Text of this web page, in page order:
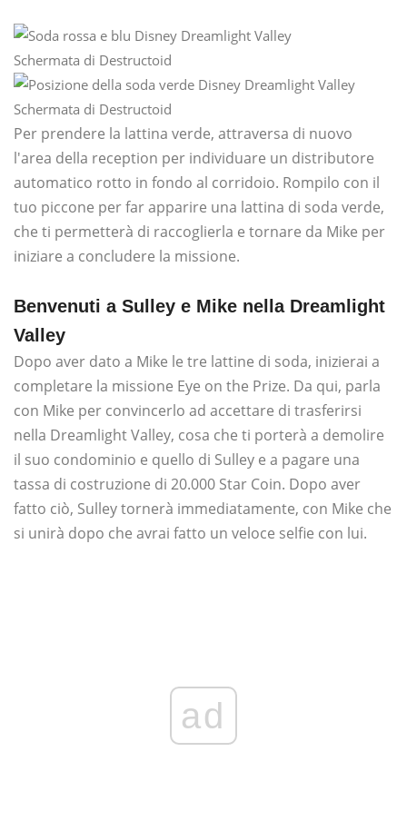
Schermata di Destructoid
Schermata di Destructoid
Per prendere la lattina verde, attraversa di nuovo
l'area della reception per individuare un distributore
automatico rotto in fondo al corridoio. Rompilo con il
tuo piccone per far apparire una lattina di soda verde,
che ti permetterà di raccoglierla e tornare da Mike per
iniziare a concludere la missione.
Benvenuti a Sulley e Mike nella Dreamlight
Valley
Dopo aver dato a Mike le tre lattine di soda, inizierai a
completare la missione Eye on the Prize. Da qui, parla
con Mike per convincerlo ad accettare di trasferirsi
nella Dreamlight Valley, cosa che ti porterà a demolire
il suo condominio e quello di Sulley e a pagare una
tassa di costruzione di 20.000 Star Coin. Dopo aver
fatto ciò, Sulley tornerà immediatamente, con Mike che
si unirà dopo che avrai fatto un veloce selfie con lui.
ad